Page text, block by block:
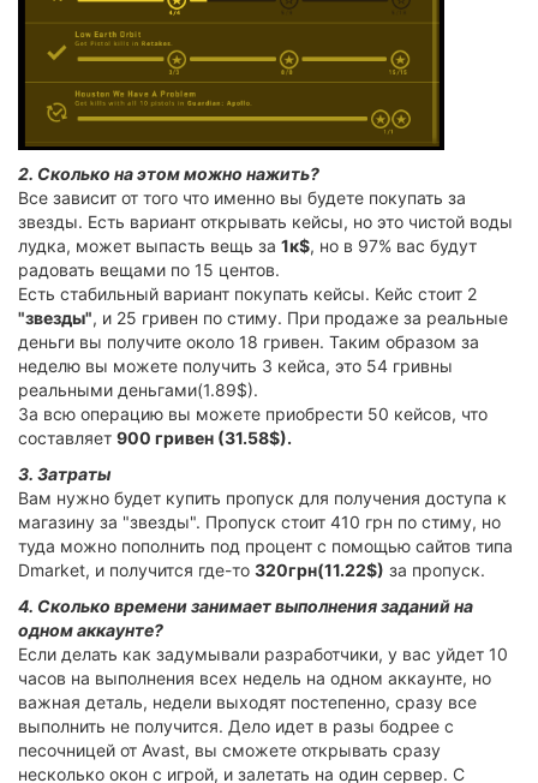
2. Сколько на этом можно нажить?
Все зависит от того что именно вы будете покупать за
звезды. Есть вариант открывать кейсы, но это чистой воды
лудка, может выпасть вещь за 1к$, но в 97% вас будут
радовать вещами по 15 центов.
Есть стабильный вариант покупать кейсы. Кейс стоит 2
"звезды", и 25 гривен по стиму. При продаже за реальные
деньги вы получите около 18 гривен. Таким образом за
неделю вы можете получить 3 кейса, это 54 гривны
реальными деньгами(1.89$).
За всю операцию вы можете приобрести 50 кейсов, что
составляет 900 гривен (31.58$).
3. Затраты
Вам нужно будет купить пропуск для получения доступа к
магазину за "звезды". Пропуск стоит 410 грн по стиму, но
туда можно пополнить под процент с помощью сайтов типа
Dmarket, и получится где-то 320грн(11.22$) за пропуск.
4. Сколько времени занимает выполнения заданий на
одном аккаунте?
Если делать как задумывали разработчики, у вас уйдет 10
часов на выполнения всех недель на одном аккаунте, но
важная деталь, недели выходят постепенно, сразу все
выполнить не получится. Дело идет в разы бодрее с
песочницей от Avast, вы сможете открывать сразу
несколько окон с игрой, и залетать на один сервер. С